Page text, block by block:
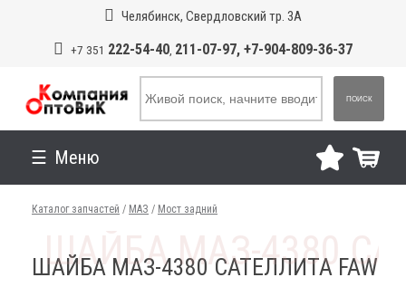
Челябинск, Свердловский тр. 3А
+7 351 222-54-40, 211-07-97, +7-904-809-36-37
ПОИСК
Меню
Каталог запчастей / МАЗ / Мост задний
ШАЙБА МАЗ-4380 САТЕЛЛИТА FAW